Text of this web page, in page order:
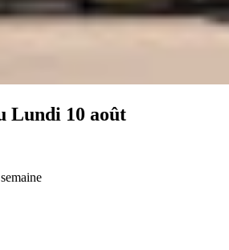
Lundi 10 août